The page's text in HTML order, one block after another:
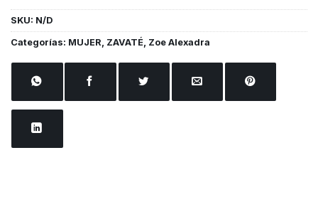
SKU: N/D
Categorías: MUJER ZAVATÉ Zoe Alexadra